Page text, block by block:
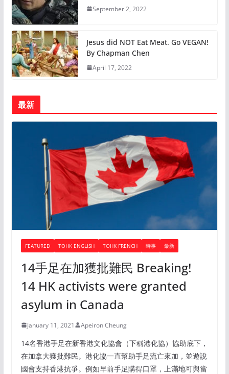
September 2, 2022
Jesus did NOT Eat Meat. Go VEGAN!
By Chapman Chen
April 17, 2022
最新
FEATURED TOHK ENGLISH TOHK FRENCH 時事 最新
14手足在加獲批難民 Breaking!
14 HK activists were granted
asylum in Canada
January 11, 2021 Apeiron Cheung
14名香港手足在新香港文化協會（下稱港化協）協助底下，
在加拿大獲批難民。港化協一直幫助手足流亡來加，並遊說
國會支持香港抗爭。例如早前手足購得口罩，上滿地可與當